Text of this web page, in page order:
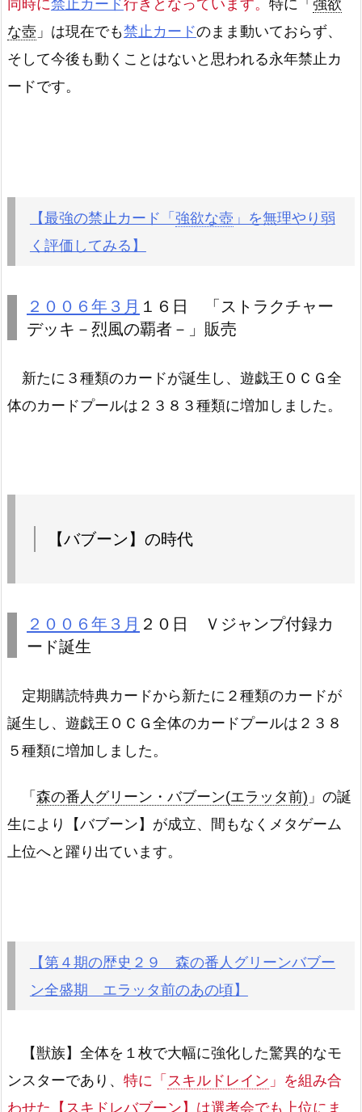
同時に禁止カード行きとなっています。 特に「 強欲
な壺 」は現在でも禁止カードのまま動いておらず、
そして今後も動くことはないと思われる永年禁止カ
ードです。
【最強の禁止カード「 強欲な壺 」を無理やり弱
く評価してみる】
２００６年３月 １６日 「ストラクチャー
デッキ－烈風の覇者－」販売
新たに３種類のカードが誕生し、遊戯王ＯＣＧ全
体のカードプールは２３８３種類に増加しました。
【バブーン】の時代
２００６年３月 ２０日 Ｖジャンプ付録カ
ード誕生
定期購読特典カードから新たに２種類のカードが
誕生し、遊戯王ＯＣＧ全体のカードプールは２３８
５種類に増加しました。
「 森の番人グリーン・バブーン(エラッタ前) 」の誕
生により【バブーン】が成立、間もなくメタゲーム
上位へと躍り出ています。
【第４期の歴史２９ 森の番人グリーンバブー
ン全盛期 エラッタ前のあの頃】
【獣族】全体を１枚で大幅に強化した驚異的なモ
ンスターであり、 特に「 スキルドレイン 」を組み合
わせた【スキドレバブーン】は選考会でも上位にま